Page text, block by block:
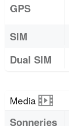
GPS
SIM
Dual SIM
Media
Sonneries